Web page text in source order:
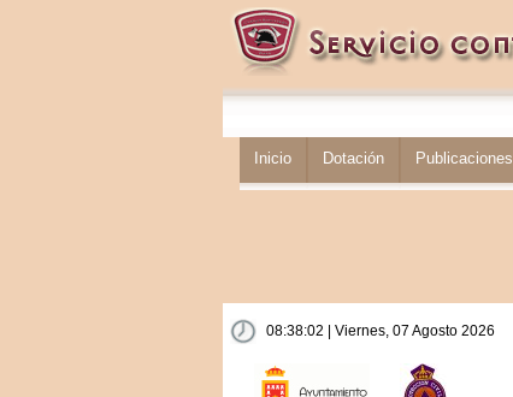
Inicio Dotación Publicaciones
08:38:03 | Viernes, 07 Agosto 2026